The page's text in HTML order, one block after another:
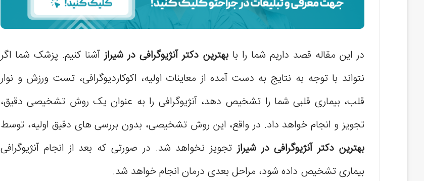
در این مقاله قصد داریم شما را بابهترین دکتر آنژیوگرافی در شیرازآشنا کنیم. پزشک شما اگر
نتواند با توجه به نتایج به دست آمده از معاینات اولیه، اکوکاردیوگرافی، تست ورزش و نوار
قلب، بیماری قلبی شما را تشخیص دهد، آنژیوگرافی را به عنوان یک روش تشخیصی دقیق،
تجویز و انجام خواهد داد. در واقع، این روش تشخیصی، بدون بررسی های دقیق اولیه، توسط
بهترین دکتر آنژیوگرافی در شیرازتجویز نخواهد شد. در صورتی که بعد از انجام آنژیوگرافی
بیماری تشخیص داده شود، مراحل بعدی درمان انجام خواهد شد.